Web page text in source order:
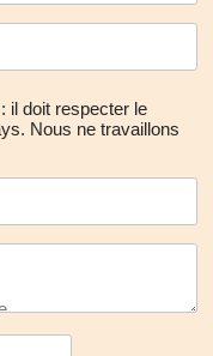
il doit respecter le
Nous ne travaillons